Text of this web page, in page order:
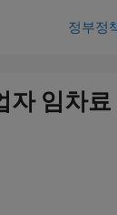
정부정
임차